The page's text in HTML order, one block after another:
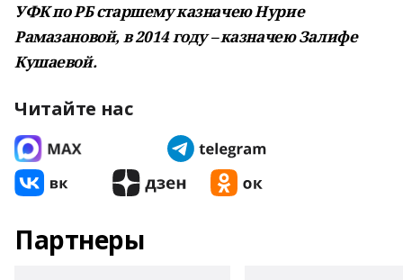
УФК по РБ старшему казначею Нурие
Рамазановой, в 2014 году – казначею Залифе
Кушаевой.
Читайте нас
Партнеры